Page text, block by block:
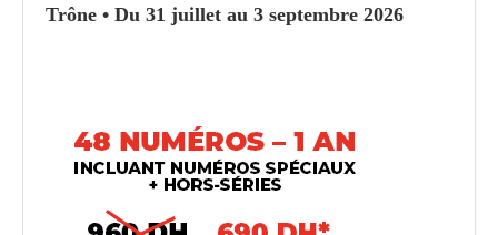
Trône • Du 31 juillet au 3 septembre 2026